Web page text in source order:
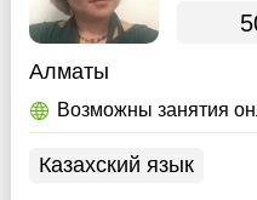
Алматы
Возможны занятия
Казахский язык